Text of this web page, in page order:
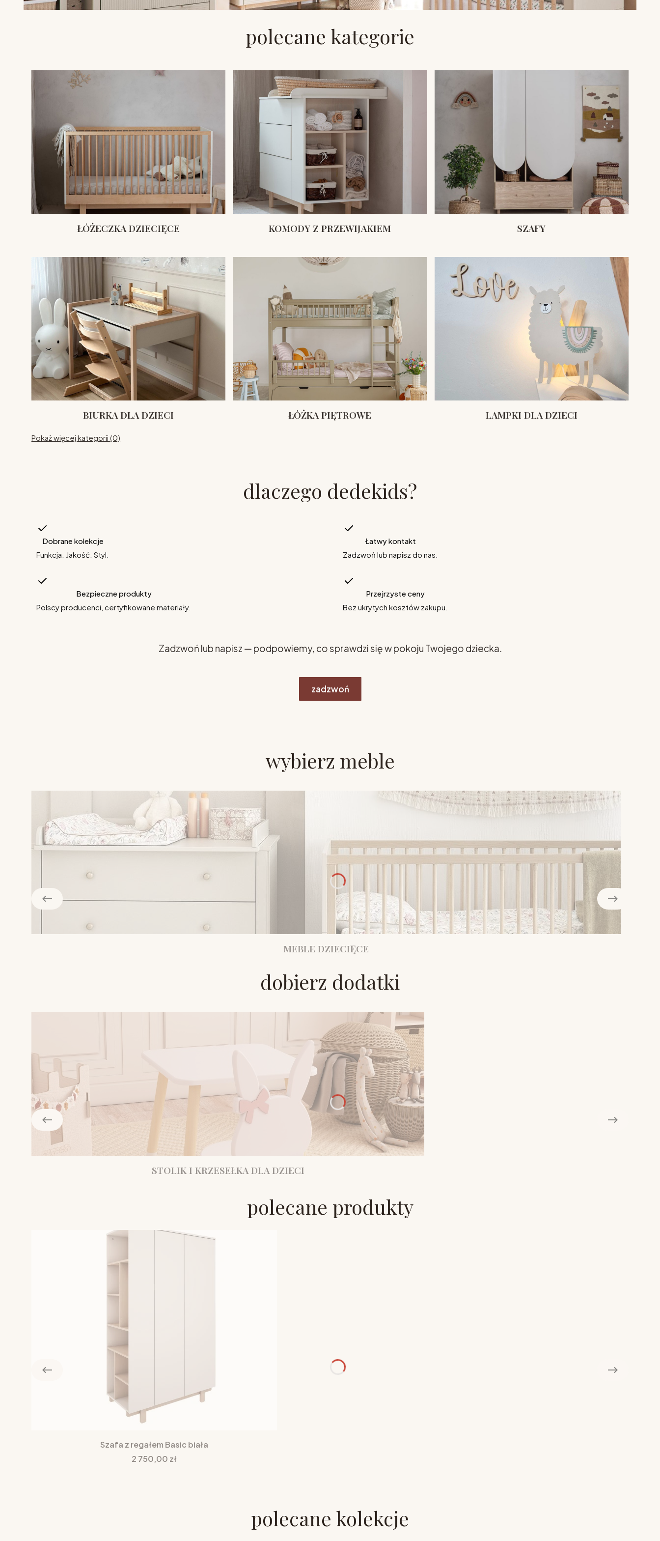
polecane kategorie
ŁÓŻECZKA DZIECIĘCE KOMODY Z PRZEWIJAKIEM SZAFY
BIURKA DLA DZIECI ŁÓŻKA PIĘTROWE LAMPKI DLA DZIECI
Pokaż więcej kategorii (0)
dlaczego dedekids?
Dobrane kolekcje
Funkcja. Jakość. Styl.
Łatwy kontakt
Zadzwoń lub napisz do nas.
Bezpieczne produkty
Polscy producenci, certyfikowane materiały.
Przejrzyste ceny
Bez ukrytych kosztów zakupu.
Zadzwoń lub napisz — podpowiemy, co sprawdzi się w pokoju Twojego dziecka.
zadzwoń
wybierz meble
MEBLE DZIECIĘCE
dobierz dodatki
STOLIK I KRZESEŁKA DLA DZIECI
polecane produkty
Szafa z regałem Basic biała
Cena
2 750,00 zł
polecane kolekcje